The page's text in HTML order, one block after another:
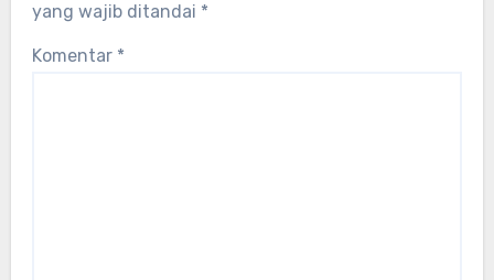
yang wajib ditandai *
Komentar *